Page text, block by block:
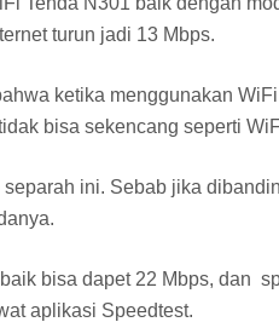
turun jadi 13 Mbps.
ketika menggunakan
bisa sekencang seperti
ini. Sebab jika
bisa dapet 22 Mbps, dan
aplikasi Speedtest.